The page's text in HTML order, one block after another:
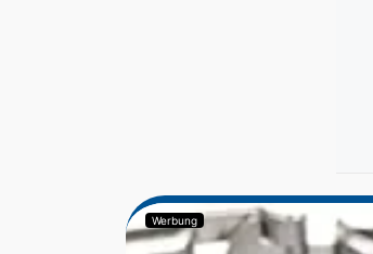
Werbung